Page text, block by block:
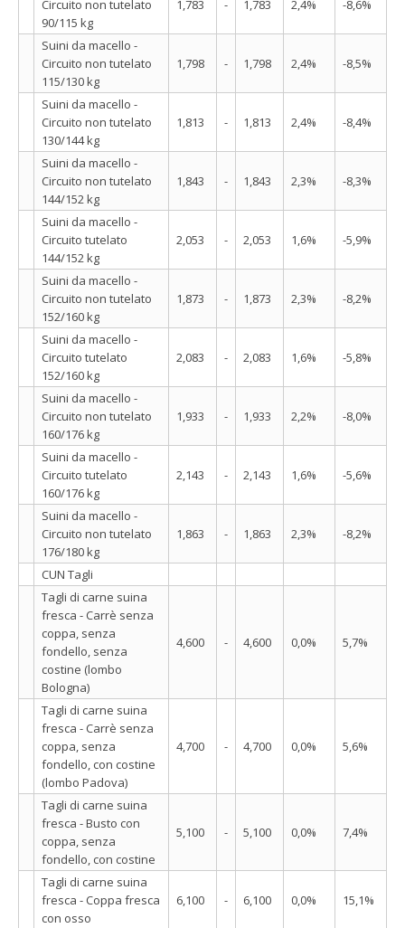
Circuito non tutelato
90/115 kg
1,783 - 1,783 2,4% -8,6%
Suini da macello -
Circuito non tutelato
115/130 kg
1,798 - 1,798 2,4% -8,5%
Suini da macello -
Circuito non tutelato
130/144 kg
1,813 - 1,813 2,4% -8,4%
Suini da macello -
Circuito non tutelato
144/152 kg
1,843 - 1,843 2,3% -8,3%
Suini da macello -
Circuito tutelato
144/152 kg
2,053 - 2,053 1,6% -5,9%
Suini da macello -
Circuito non tutelato
152/160 kg
1,873 - 1,873 2,3% -8,2%
Suini da macello -
Circuito tutelato
152/160 kg
2,083 - 2,083 1,6% -5,8%
Suini da macello -
Circuito non tutelato
160/176 kg
1,933 - 1,933 2,2% -8,0%
Suini da macello -
Circuito tutelato
160/176 kg
2,143 - 2,143 1,6% -5,6%
Suini da macello -
Circuito non tutelato
176/180 kg
1,863 - 1,863 2,3% -8,2%
CUN Tagli
Tagli di carne suina
fresca - Carrè senza
coppa, senza
fondello, senza
costine (lombo
Bologna)
4,600 - 4,600 0,0% 5,7%
Tagli di carne suina
fresca - Carrè senza
coppa, senza
fondello, con costine
(lombo Padova)
4,700 - 4,700 0,0% 5,6%
Tagli di carne suina
fresca - Busto con
coppa, senza
fondello, con costine
5,100 - 5,100 0,0% 7,4%
Tagli di carne suina
fresca - Coppa fresca
con osso
6,100 - 6,100 0,0% 15,1%